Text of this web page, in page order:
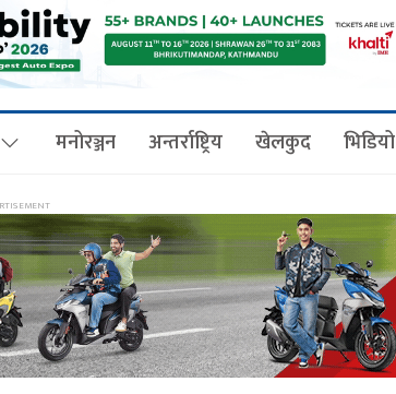
मनोरञ्जन अन्तर्राष्ट्रिय खेलकुद भिडियो